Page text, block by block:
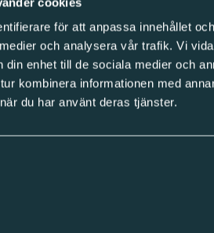
för att anpassa innehållet
och analysera vår trafik. Vi
din enhet till de sociala medier och
kombinera informationen med
du har använt deras tjänster.